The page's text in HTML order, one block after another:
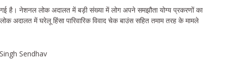
है। नेशनल लोक अदालत में बड़ी संख्या में लोग अपने समझौता योग्य प्रकरणों का
अदालत में घरेलू हिंसा पारिवारिक विवाद चेक बाउंस सहित तमाम तरह के मामले